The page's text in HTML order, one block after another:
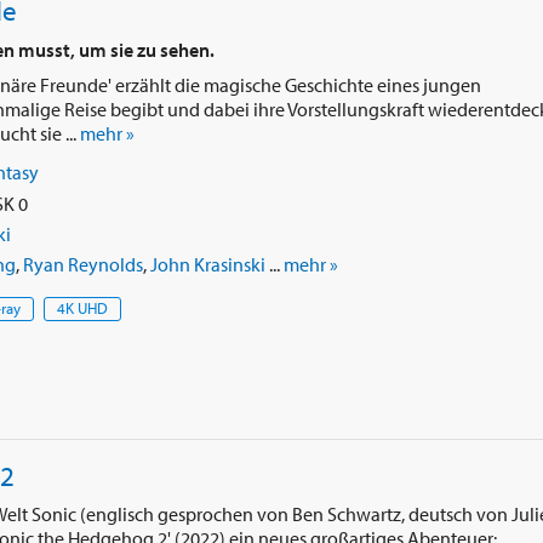
musst, um sie zu sehen.
Freunde' erzählt die magische Geschichte eines jungen
Reise begibt und dabei ihre Vorstellungskraft
sie ... mehr »
0
, Ryan Reynolds, John Krasinski ... mehr »
4K UHD
Sonic (englisch gesprochen von Ben Schwartz, deutsch von